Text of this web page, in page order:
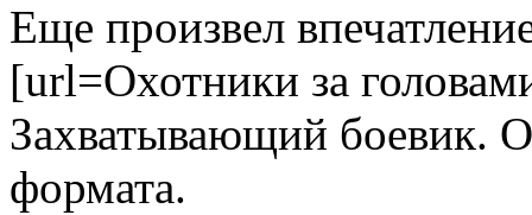
Еще произвел
[url=Охотники за
Захватывающий боевик.
формата.